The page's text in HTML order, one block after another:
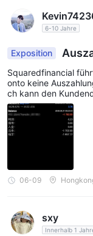
6-10 Jahre
Exposition
Squaredfinancial
onto keine
ch kann den
06-09
sxy
Innerhalb 1